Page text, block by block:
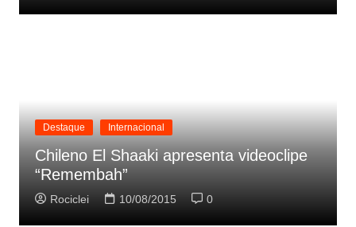
Destaque Internacional
Chileno El Shaaki apresenta videoclipe
“Remembah”
Rociclei 10/08/2015 0